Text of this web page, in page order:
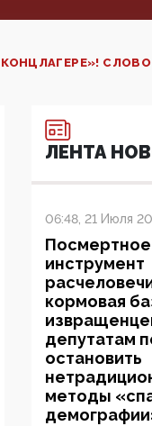
ЛЕНТА
06:48, 21 Июля
инструмент
кормовая
депутатам
остановить
методы